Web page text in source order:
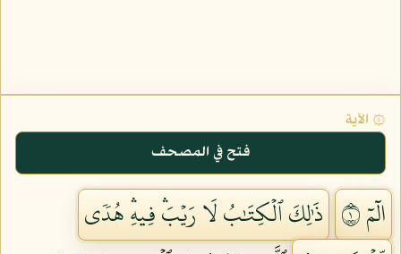
۞ الآية
فتح في المصحف
الٓمٓ ١
ذَٰلِكَ ٱلۡكِتَٰبُ لَا رَيۡبَۛ فِيهِۛ هُدٗى